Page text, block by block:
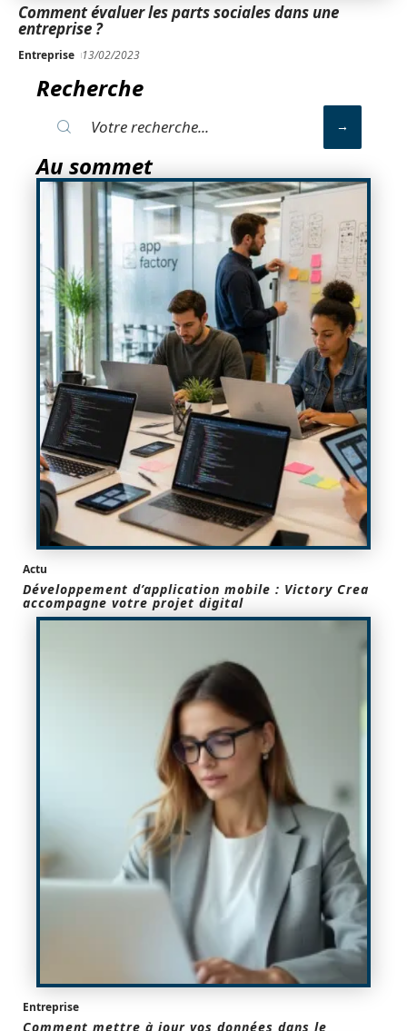
Comment évaluer les parts sociales dans une
entreprise ?
Entreprise 13/02/2023
Recherche
Au sommet
Actu
Développement d’application mobile : Victory Crea
accompagne votre projet digital
Entreprise
Comment mettre à jour vos données dans le